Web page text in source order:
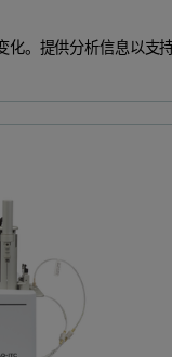
化。提供分析信息以支